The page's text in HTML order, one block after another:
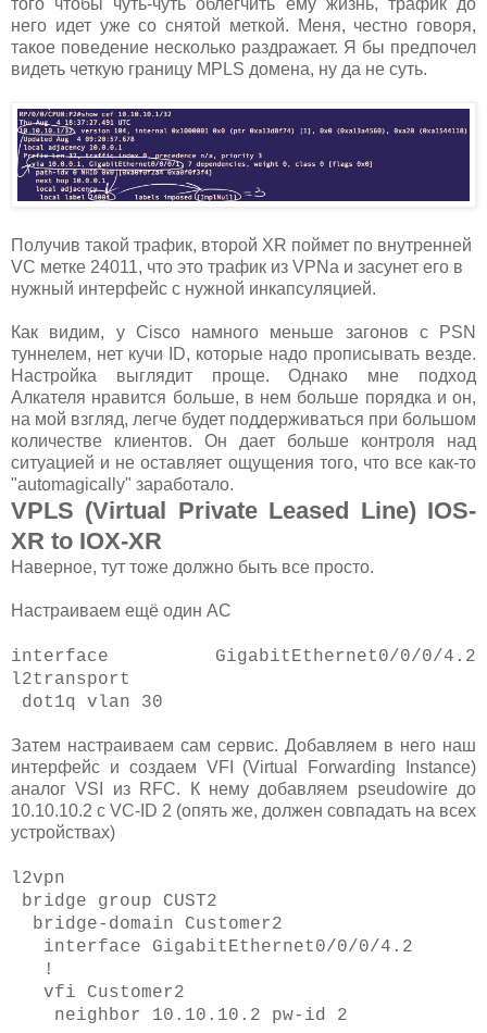
того чтобы чуть-чуть облегчить ему жизнь, трафик до
него идет уже со снятой меткой. Меня, честно говоря,
такое поведение несколько раздражает. Я бы предпочел
видеть четкую границу MPLS домена, ну да не суть.
Получив такой трафик, второй XR поймет по внутренней
VC метке 24011, что это трафик из VPNа и засунет его в
нужный интерфейс с нужной инкапсуляцией.
Как видим, у Cisco намного меньше загонов с PSN
туннелем, нет кучи ID, которые надо прописывать везде.
Настройка выглядит проще. Однако мне подход
Алкателя нравится больше, в нем больше порядка и он,
на мой взгляд, легче будет поддерживаться при большом
количестве клиентов. Он дает больше контроля над
ситуацией и не оставляет ощущения того, что все как-то
"automagically" заработало.
VPLS (Virtual Private Leased Line) IOS-
XR to IOX-XR
Наверное, тут тоже должно быть все просто.
Настраиваем ещё один AC
interface GigabitEthernet0/0/0/4.2
l2transport
dot1q vlan 30
Затем настраиваем сам сервис. Добавляем в него наш
интерфейс и создаем VFI (Virtual Forwarding Instance)
аналог VSI из RFC. К нему добавляем pseudowire до
10.10.10.2 с VC-ID 2 (опять же, должен совпадать на всех
устройствах)
l2vpn
bridge group CUST2
bridge-domain Customer2
interface GigabitEthernet0/0/0/4.2
!
vfi Customer2
neighbor 10.10.10.2 pw-id 2